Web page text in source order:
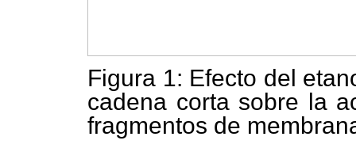
Figura 1: Efecto del
cadena corta sobre la
fragmentos de